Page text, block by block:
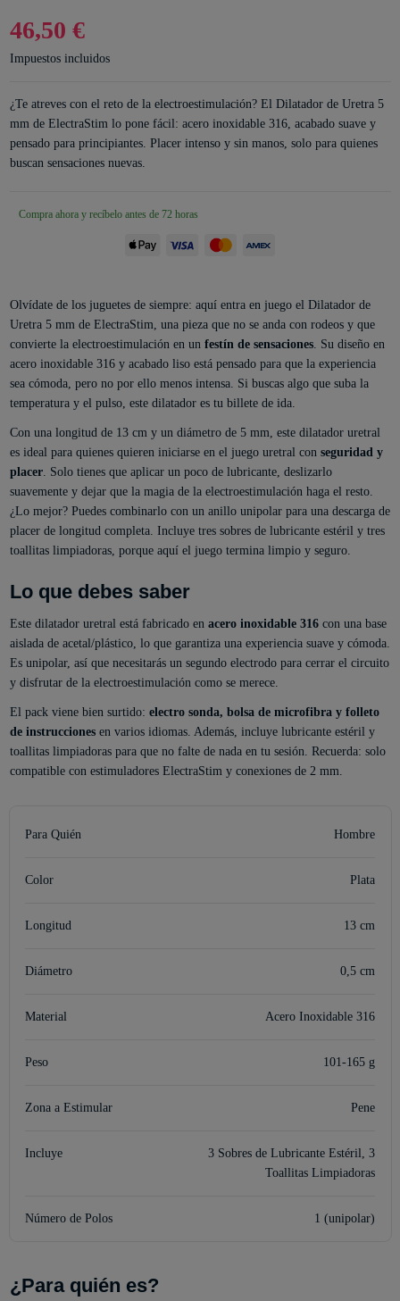
46,50 €
Impuestos incluidos
¿Te atreves con el reto de la electroestimulación? El Dilatador de Uretra 5
mm de ElectraStim lo pone fácil: acero inoxidable 316, acabado suave y
pensado para principiantes. Placer intenso y sin manos, solo para quienes
buscan sensaciones nuevas.
Compra ahora y recíbelo antes de 72 horas
Olvídate de los juguetes de siempre: aquí entra en juego el Dilatador de
Uretra 5 mm de ElectraStim, una pieza que no se anda con rodeos y que
convierte la electroestimulación en un festín de sensaciones. Su diseño en
acero inoxidable 316 y acabado liso está pensado para que la experiencia
sea cómoda, pero no por ello menos intensa. Si buscas algo que suba la
temperatura y el pulso, este dilatador es tu billete de ida.
Con una longitud de 13 cm y un diámetro de 5 mm, este dilatador uretral
es ideal para quienes quieren iniciarse en el juego uretral con seguridad y
placer. Solo tienes que aplicar un poco de lubricante, deslizarlo
suavemente y dejar que la magia de la electroestimulación haga el resto.
¿Lo mejor? Puedes combinarlo con un anillo unipolar para una descarga de
placer de longitud completa. Incluye tres sobres de lubricante estéril y tres
toallitas limpiadoras, porque aquí el juego termina limpio y seguro.
Lo que debes saber
Este dilatador uretral está fabricado en acero inoxidable 316con una base
aislada de acetal/plástico, lo que garantiza una experiencia suave y cómoda.
Es unipolar, así que necesitarás un segundo electrodo para cerrar el circuito
y disfrutar de la electroestimulación como se merece.
El pack viene bien surtido: electro sonda, bolsa de microfibra y folleto
de instruccionesen varios idiomas. Además, incluye lubricante estéril y
toallitas limpiadoras para que no falte de nada en tu sesión. Recuerda: solo
compatible con estimuladores ElectraStim y conexiones de 2 mm.
Para Quién Hombre
Color Plata
Longitud 13 cm
Diámetro 0,5 cm
Material Acero Inoxidable 316
Peso 101-165 g
Zona a Estimular Pene
Incluye
3 Sobres de Lubricante Estéril, 3
Toallitas Limpiadoras
Número de Polos 1 (unipolar)
¿Para quién es?